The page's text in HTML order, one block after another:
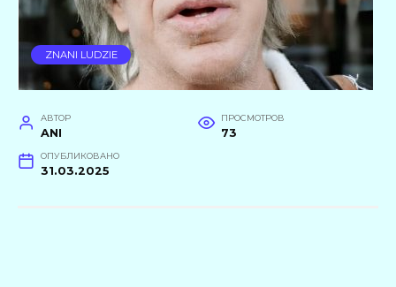
ZNANI LUDZIE
АВТОР
ANI
ПРОСМОТРОВ
73
ОПУБЛИКОВАНО
31.03.2025